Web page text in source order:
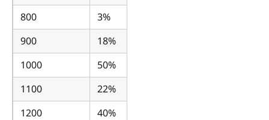
800
3%
900
18%
1000
50%
1100
22%
1200
40%